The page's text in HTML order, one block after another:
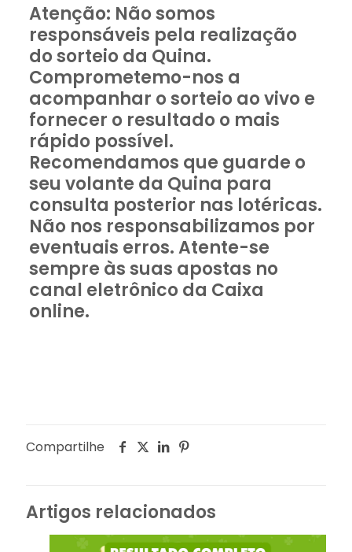
Atenção: Não somos
responsáveis pela realização
do sorteio da Quina.
Comprometemo-nos a
acompanhar o sorteio ao vivo e
fornecer o resultado o mais
rápido possível.
Recomendamos que guarde o
seu volante da Quina para
consulta posterior nas lotéricas.
Não nos responsabilizamos por
eventuais erros. Atente-se
sempre às suas apostas no
canal eletrônico da Caixa
online.
Compartilhe
Artigos relacionados